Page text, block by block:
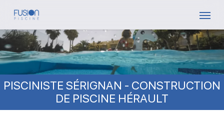
Skip
main
content
PISCINISTE SÉRIGNAN - CONSTRUCTION
DE PISCINE HÉRAULT